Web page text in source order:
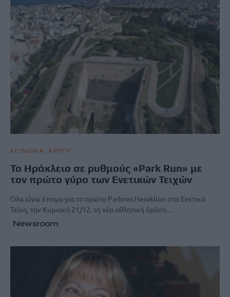
ΚΟΙΝΩΝΙΑ ΚΡΗΤΗ
Το Ηράκλειο σε ρυθμούς «Park Run» με
τον πρώτο γύρο των Ενετικών Τειχών
Όλα είναι έτοιμα για το πρώτο Parkrun Heraklion στα Ενετικά
Τείχη, την Κυριακή 21/12, τη νέα αθλητική δράση…
Newsroom